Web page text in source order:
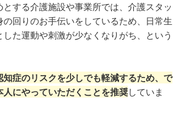
する介護施設や事業所では、介護スタッ
回りのお手伝いをしているため、日常生
た運動や刺激が少なくなりがち、という
知症のリスクを少しでも軽減するため、で
人にやっていただくことを推奨していま